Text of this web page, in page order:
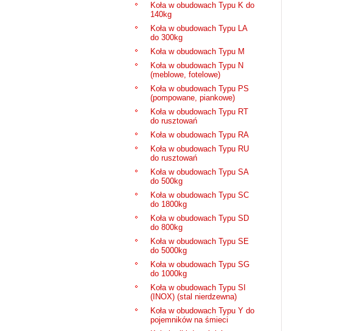
Koła w obudowach Typu K do
140kg
Koła w obudowach Typu LA
do 300kg
Koła w obudowach Typu M
Koła w obudowach Typu N
(meblowe, fotelowe)
Koła w obudowach Typu PS
(pompowane, piankowe)
Koła w obudowach Typu RT
do rusztowań
Koła w obudowach Typu RA
Koła w obudowach Typu RU
do rusztowań
Koła w obudowach Typu SA
do 500kg
Koła w obudowach Typu SC
do 1800kg
Koła w obudowach Typu SD
do 800kg
Koła w obudowach Typu SE
do 5000kg
Koła w obudowach Typu SG
do 1000kg
Koła w obudowach Typu SI
(INOX) (stal nierdzewna)
Koła w obudowach Typu Y do
pojemników na śmieci